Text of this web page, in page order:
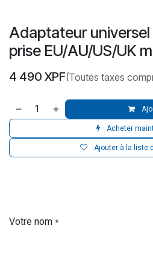
Adaptateur
prise EU/AU/US/UK
4 490 XPF(Toutes taxes
Acheter
Ajouter à la liste
Votre nom *